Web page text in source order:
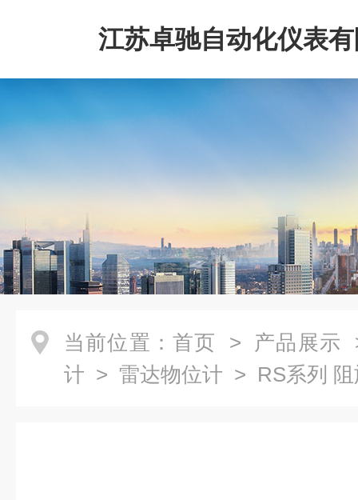
江苏卓驰自动化仪表
当前位置： 首页 > 产品展示
计 > 雷达物位计 > RS系列